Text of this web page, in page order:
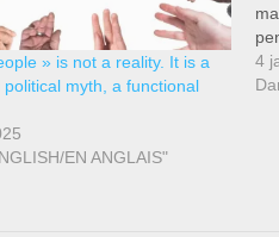
» is not a reality. It is a
political myth, a functional
EN ANGLAIS"
4